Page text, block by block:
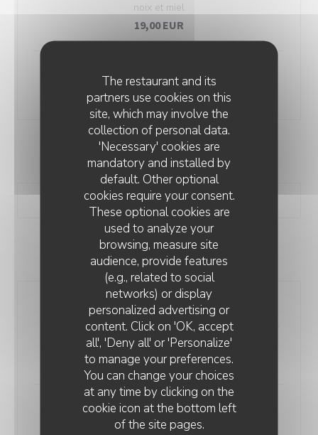
The restaurant and its
partners use cookies on this
site, which may involve the
collection of personal data.
'Necessary' cookies are
mandatory and installed by
default. Other optional
cookies require your consent.
These optional cookies are
used to analyze your
browsing, measure site
audience, provide features
(e.g., related to social
networks) or display
personalized advertising or
content. Click on 'OK, accept
all', 'Deny all' or 'Personalize'
to manage your preferences.
You can change your choices
at any time by clicking on the
cookie icon at the bottom left
of the site pages.
noix et miel
19,00 EUR
La Truffata
21,00 EUR
SALADES
DESSERTS
Café ou déca gourmand
Tiramisu, panna cotta, mousse au chocolat et baba al
limoncello
11,00 EUR
Panna cotta et ses fruits rouges
9,00 EUR
MAMMA MIA